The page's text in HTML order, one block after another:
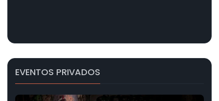
EVENTOS PRIVADOS